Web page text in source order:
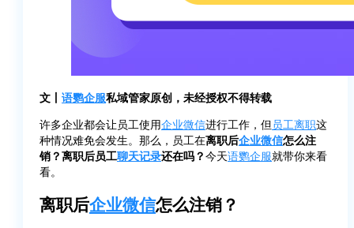
文丨 语鹦企服私域管家原创，未经授权不得转载
许多企业都会让员工使用企业微信进行工作，但员工离职这
种情况难免会发生。那么，员工在离职后企业微信怎么注
销？离职后员工聊天记录还在吗？今天语鹦企服就带你来看
看。
离职后企业微信怎么注销？